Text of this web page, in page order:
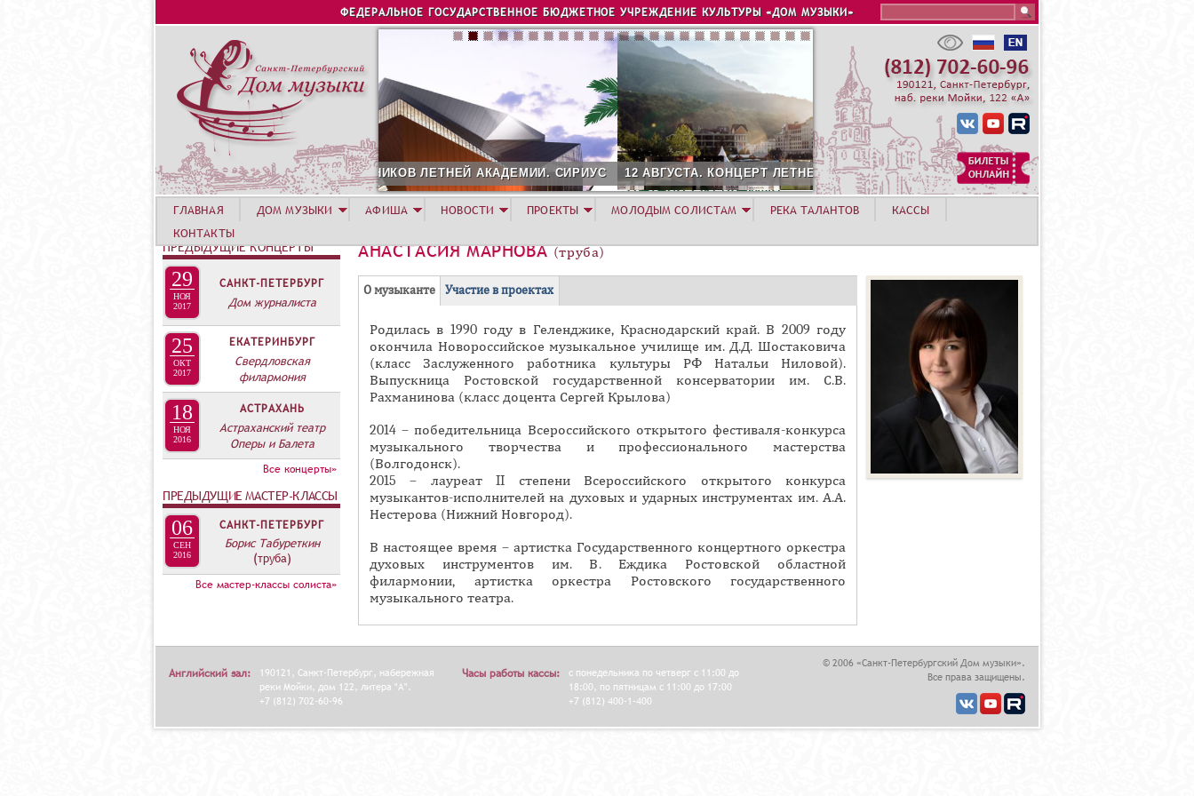
Jump to navigation
ФЕДЕРАЛЬНОЕ ГОСУДАРСТВЕННОЕ БЮДЖЕТНОЕ УЧРЕЖДЕНИЕ КУЛЬТУРЫ «ДОМ МУЗЫКИ»
АВГУСТА. КОНЦЕРТ УЧАСТНИКОВ ЛЕТНЕЙ АКАДЕМИИ. СИРИУС 12 АВГУСТА. КОНЦЕРТ ЛЕТНЕЙ АКАДЕМИИ. РОЗА ХУТОР
АНАСТАСИЯ МАРНОВА(труба)
Г
П
Л
Д
И
П
Л
И
О музыканте(
а
к
т
и
в
а
я
в
к
л
а
д
к
)
Участие в проектах
Родилась в 1990 году в Геленджике, Краснодарский край. В 2009 году
окончила Новороссийское музыкальное училище им. Д.Д. Шостаковича
(класс Заслуженного работника культуры РФ Натальи Ниловой).
Выпускница Ростовской государственной консерватории им. С.В.
Рахманинова (класс доцента Сергей Крылова)
2014 – победительница Всероссийского открытого фестиваля-конкурса
музыкального творчества и профессионального мастерства
(Волгодонск).
2015 – лауреат II степени Всероссийского открытого конкурса
музыкантов-исполнителей на духовых и ударных инструментах им. А.А.
Нестерова (Нижний Новгород).
В настоящее время – артистка Государственного концертного оркестра
духовых инструментов им. В. Еждика Ростовской областной
филармонии, артистка оркестра Ростовского государственного
музыкального театра.
ГЛАВНАЯ ДОМ МУЗЫКИ АФИША НОВОСТИ ПРОЕКТЫ МОЛОДЫМ СОЛИСТАМ РЕКА ТАЛАНТОВ
КАССЫ
КОНТАКТЫ
ПРЕДЫДУЩИЕ КОНЦЕРТЫ
29
НОЯ
2017
САНКТ-ПЕТЕРБУРГ
Дом журналиста
25
ОКТ
2017
ЕКАТЕРИНБУРГ
Свердловская
филармония
18
НОЯ
2016
АСТРАХАНЬ
Астраханский театр
Оперы и Балета
Все концерты»
ПРЕДЫДУЩИЕ МАСТЕР-КЛАССЫ
06
СЕН
2016
САНКТ-ПЕТЕРБУРГ
Борис Табуреткин
(труба)
Все мастер-классы солиста»
Английский зал:
190121, Санкт-Петербург, набережная
реки Мойки, дом 122, литера "А".
+7 (812) 702-60-96
Часы работы кассы:
с понедельника по четверг с 11:00 до
18:00, по пятницам с 11:00 до 17:00
+7 (812) 400-1-400
© 2006 «Санкт-Петербургский Дом музыки».
Все права защищены.